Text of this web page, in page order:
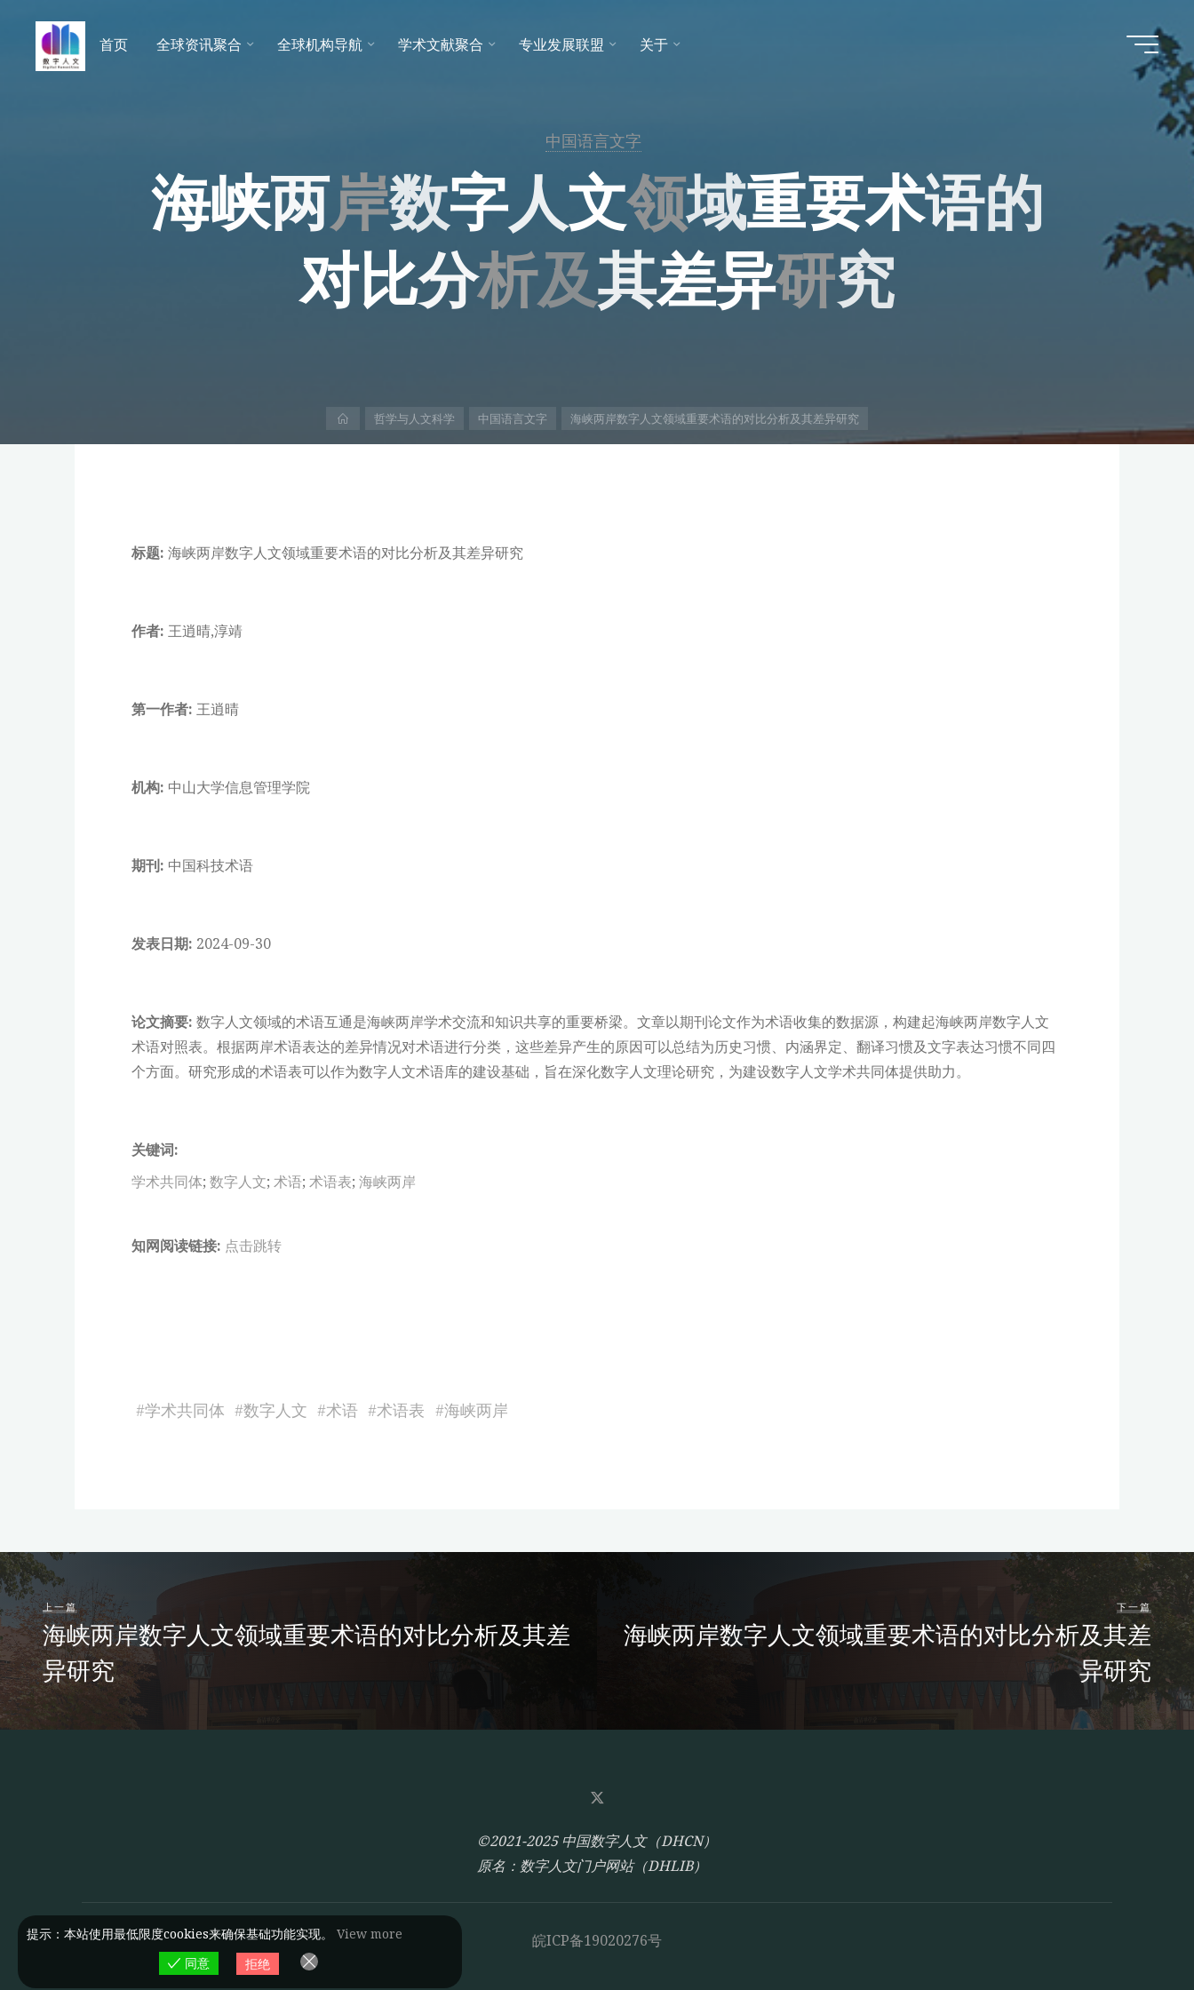
数字人
首页 全球资讯聚合 全球机构导航 学术文献聚合 专业发展联盟 关于
中国语言文字
海峡两岸数字
字 人文领域
域 重要术 术
语的
对比分析及其 其
差异研究
哲学与人文科学 中国语言文字 海峡两岸数字人文领域重要术语的对比分析及其差异研究
标题: 海峡两岸数字人文领域重要术语的对比分析及其差异研究
作者: 王逍晴,淳靖
第一作者: 王逍晴
机构: 中山大学信息管理学院
期刊: 中国科技术语
发表日期: 2024-09-30
论文摘要: 数字人文领域的术语互通是海峡两岸学术交流和知识共享的重要桥梁。文章以期刊论文作为术语收集的数据源，构建起海峡两岸数字人文
术语对照表。根据两岸术语表达的差异情况对术语进行分类，这些差异产生的原因可以总结为历史习惯、内涵界定、翻译习惯及文字表达习惯不同四
个方面。研究形成的术语表可以作为数字人文术语库的建设基础，旨在深化数字人文理论研究，为建设数字人文学术共同体提供助力。
关键词:
学术共同体; 数字人文; 术语; 术语表; 海峡两岸
知网阅读链接: 点击跳转
#学术共同体 #数字人文 #术语 #术语表 #海峡两岸
上一篇
海峡两岸数字人文领域重要术语的对比分析及其差
异研究
下一篇
海峡两岸数字人文领域重要术语的对比分析及其差
异研究
©2021-2025 中国数字人文（DHCN）
原名：数字人文门户网站（DHLIB）
皖ICP备19020276号
提示：本站使用最低限度cookies来确保基础功能实现。 View more
同意
拒绝